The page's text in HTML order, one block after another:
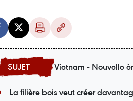
Vietnam - Nouvelle
La filière bois veut créer